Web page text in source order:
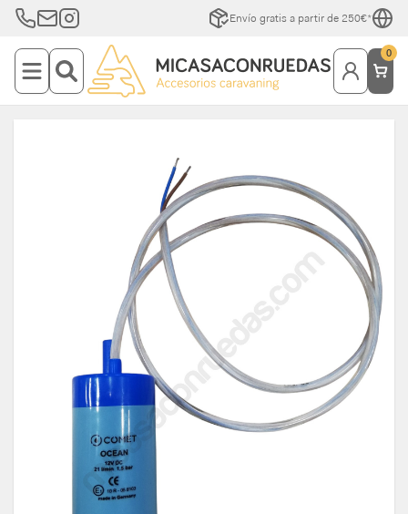
Envío gratis a partir de 250€*
0